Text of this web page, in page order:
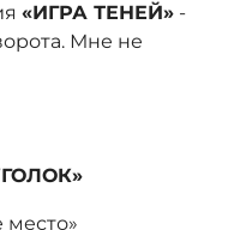
«ИГРА ТЕНЕЙ» -
Мне не
место»